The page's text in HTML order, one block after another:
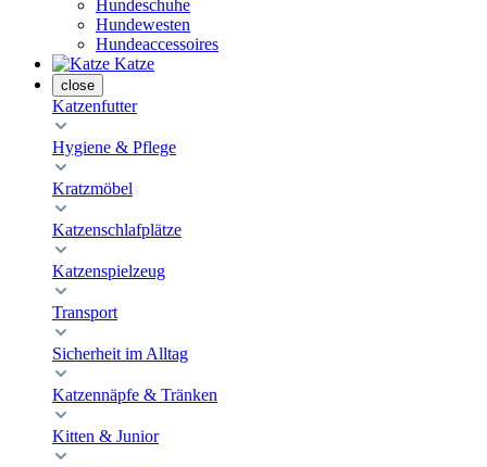
Hundeschuhe
Hundewesten
Hundeaccessoires
Katze
close
Katzenfutter
Hygiene & Pflege
Kratzmöbel
Katzenschlafplätze
Katzenspielzeug
Transport
Sicherheit im Alltag
Katzennäpfe & Tränken
Kitten & Junior